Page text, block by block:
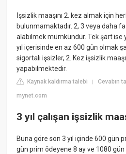
İşsizlik maaşını 2. kez almak için
bulunmamaktadır. 2, 3 veya daha
alabilmek mümkündür. Tek şart ise
yıl içerisinde en az 600 gün olmak
sigortalı işsizler, 2. Kez işsizlik
yapabilmektedir.
Kaynak kaldırma talebi |Cevabın
mynet.com
3 yıl çalışan işsizlik
Buna göre son 3 yıl içinde 600 gün
gün prim ödeyene 8 ay ve 1080